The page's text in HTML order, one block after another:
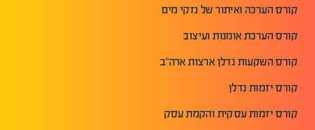
קורס הערכה ואיתור של נזקי מים
קורס הערכת אומנות ועיצוב
קורס השקעות נדלן ארצות ארה"ב
קורס יזמות נדלן
קורס יזמות עסקית והקמת עסק